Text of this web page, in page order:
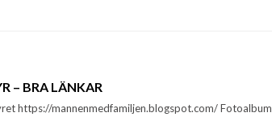
– BRA LÄNKAR
https://mannenmedfamiljen.blogspot.com/ Fotoalbum